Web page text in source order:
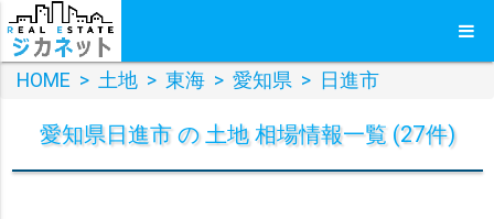
HOME > 土地 > 東海 > 愛知県 > 日進市
愛知県日進市 の 土地 相場情報一覧 (27件)